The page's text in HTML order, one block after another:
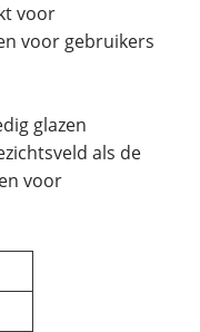
voor
voor gebruikers
glazen
als de
voor